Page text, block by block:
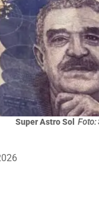
Super Astro Sol Foto: